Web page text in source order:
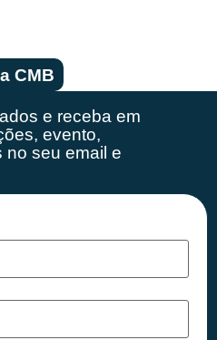
CMB
e receba em
evento,
no seu email e